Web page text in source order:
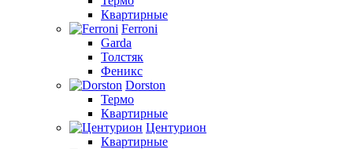
Квартирные
Ferroni
Garda
Толстяк
Феникс
Dorston
Термо
Квартирные
Центурион
Квартирные